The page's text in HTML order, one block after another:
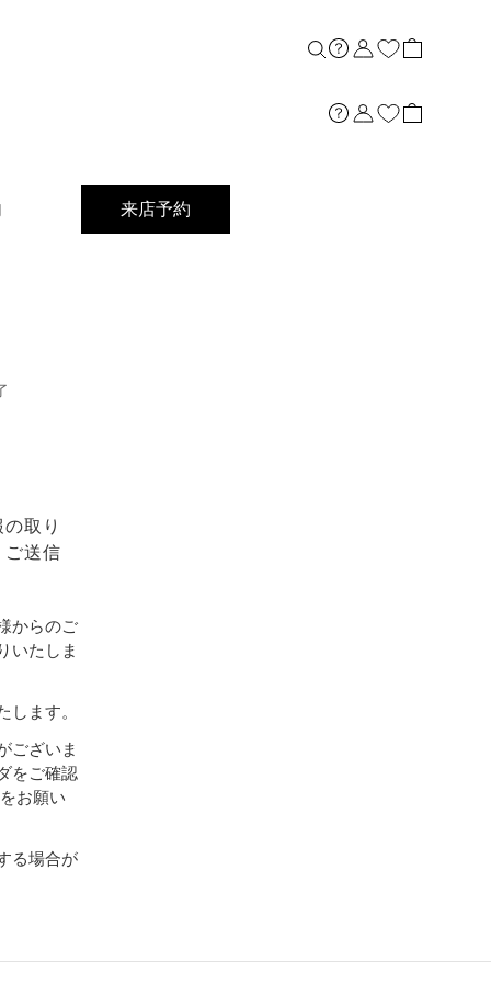
店舗案内
来店予約
の取り
ご送信
からのご
いたしま
します。
ございま
をご確認
お願い
る場合が